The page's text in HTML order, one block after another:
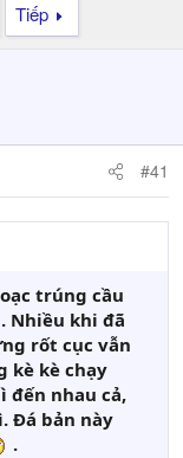
Tiếp
#41
trúng cầu
Nhiều khi đã
rốt cục vẫn
kè kè chạy
đến nhau cả,
Đá bản này
.